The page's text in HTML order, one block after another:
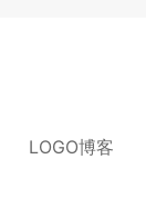
LOGO博客